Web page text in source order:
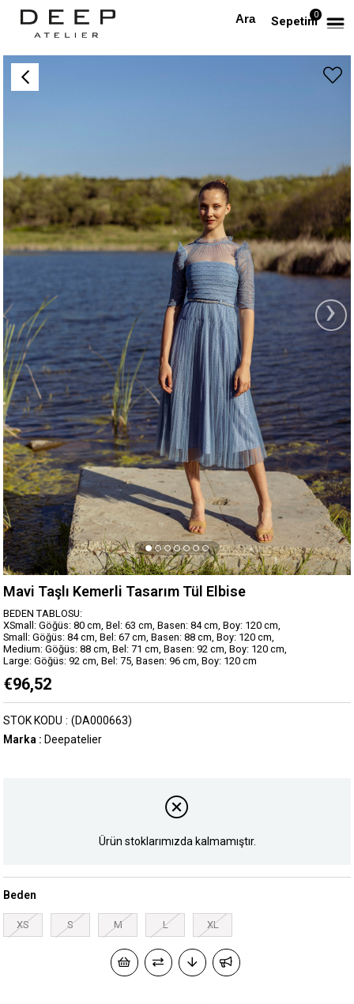
Sepetim0
Anasayfa TÜM ELBİSELER Mavi Taşlı Kemerli Tasarım Tül Elbise
›
Mavi Taşlı Kemerli Tasarım Tül Elbise
BEDEN TABLOSU:
XSmall: Göğüs: 80 cm, Bel: 63 cm, Basen: 84 cm, Boy: 120 cm,
Small: Göğüs: 84 cm, Bel: 67 cm, Basen: 88 cm, Boy: 120 cm,
Medium: Göğüs: 88 cm, Bel: 71 cm, Basen: 92 cm, Boy: 120 cm,
Large: Göğüs: 92 cm, Bel: 75, Basen: 96 cm, Boy: 120 cm
€96,52
(DA000663)
STOK KODU
Marka : Deepatelier
Ürün stoklarımızda kalmamıştır.
Beden
XS S M L XL